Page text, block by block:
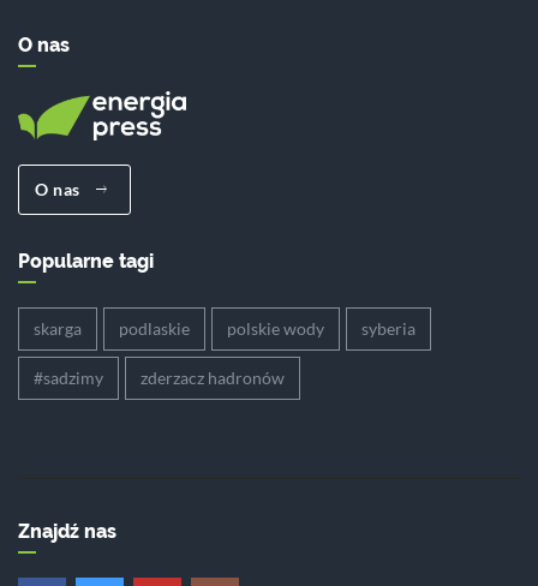
O nas
O nas
Popularne tagi
skarga podlaskie polskie wody syberia
#sadzimy zderzacz hadronów
Znajdź nas